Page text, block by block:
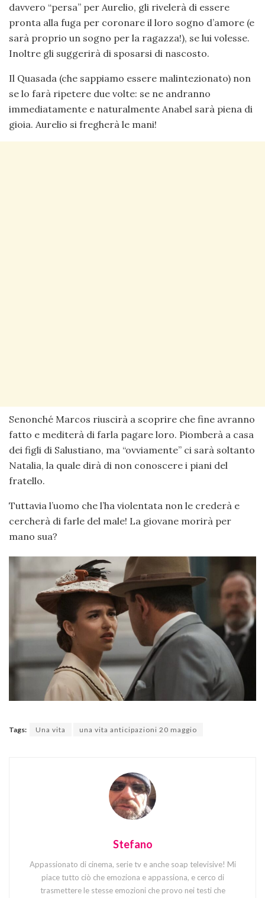
davvero “persa” per Aurelio, gli rivelerà di essere
pronta alla fuga per coronare il loro sogno d’amore (e
sarà proprio un sogno per la ragazza!), se lui volesse.
Inoltre gli suggerirà di sposarsi di nascosto.
Il Quasada (che sappiamo essere malintezionato) non
se lo farà ripetere due volte: se ne andranno
immediatamente e naturalmente Anabel sarà piena di
gioia. Aurelio si fregherà le mani!
Senonché Marcos riuscirà a scoprire che fine avranno
fatto e mediterà di farla pagare loro. Piomberà a casa
dei figli di Salustiano, ma “ovviamente” ci sarà soltanto
Natalia, la quale dirà di non conoscere i piani del
fratello.
Tuttavia l’uomo che l’ha violentata non le crederà e
cercherà di farle del male! La giovane morirà per
mano sua?
Tags: Una vita una vita anticipazioni 20 maggio
Stefano
Appassionato di cinema, serie tv e anche soap televisive! Mi
piace tutto ciò che emoziona e appassiona, e cerco di
trasmettere le stesse emozioni che provo nei testi che